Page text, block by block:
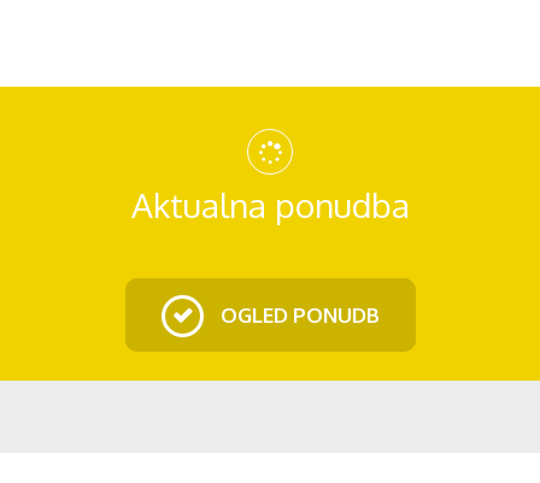
Aktualna ponudba
OGLED PONUDB